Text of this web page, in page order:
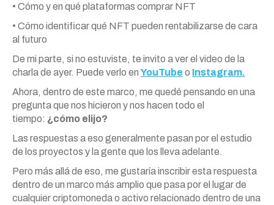
• Cómo y en qué plataformas comprar NFT
• Cómo identificar qué NFT pueden rentabilizarse de cara
al futuro
De mi parte, si no estuviste, te invito a ver el video de la
charla de ayer. Puede verlo en YouTube o Instagram.
Ahora, dentro de este marco, me quedé pensando en una
pregunta que nos hicieron y nos hacen todo el
tiempo: ¿cómo elijo?
Las respuestas a eso generalmente pasan por el estudio
de los proyectos y la gente que los lleva adelante.
Pero más allá de eso, me gustaría inscribir esta respuesta
dentro de un marco más amplio que pasa por el lugar de
cualquier criptomoneda o activo relacionado dentro de una